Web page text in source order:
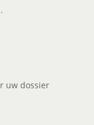
uw dossier